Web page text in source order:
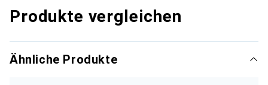
Produkte vergleichen
Ähnliche Produkte